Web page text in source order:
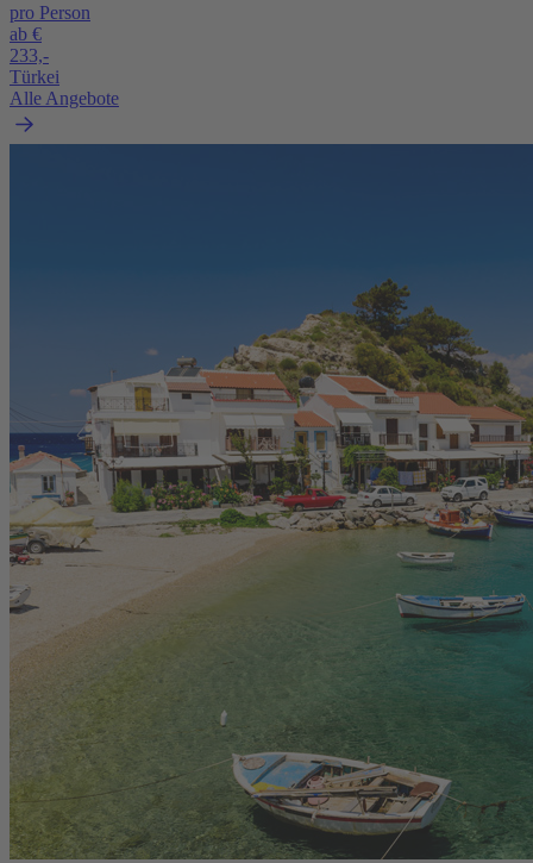
pro Person
ab €
233,-
Türkei
Alle Angebote